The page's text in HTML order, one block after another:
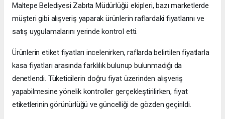
Maltepe Belediyesi Zabıta Müdürlüğü ekipleri, bazı marketlerde
müşteri gibi alışveriş yaparak ürünlerin raflardaki fiyatlarını ve
satış uygulamalarını yerinde kontrol etti.
Ürünlerin etiket fiyatları incelenirken, raflarda belirtilen fiyatlarla
kasa fiyatları arasında farklılık bulunup bulunmadığı da
denetlendi. Tüketicilerin doğru fiyat üzerinden alışveriş
yapabilmesine yönelik kontroller gerçekleştirilirken, fiyat
etiketlerinin görünürlüğü ve güncelliği de gözden geçirildi.